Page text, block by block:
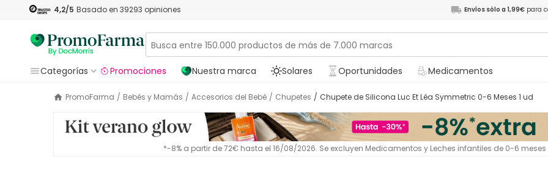
4,2/5 Basado en 39293 opiniones Envíos sólo a 1,99€ para
Categorías
Promociones Nuestra marca Solares Oportunidades Medicamentos
PromoFarma / Bebés y Mamás / Accesorios del Bebé / Chupetes / Chupete de Silicona Luc Et Léa Symmetric 0-6 Meses 1 ud
*-8% a partir de 72€ hasta el 16/08/2026. Se excluyen Medicamentos y Leches infantiles de 0-6